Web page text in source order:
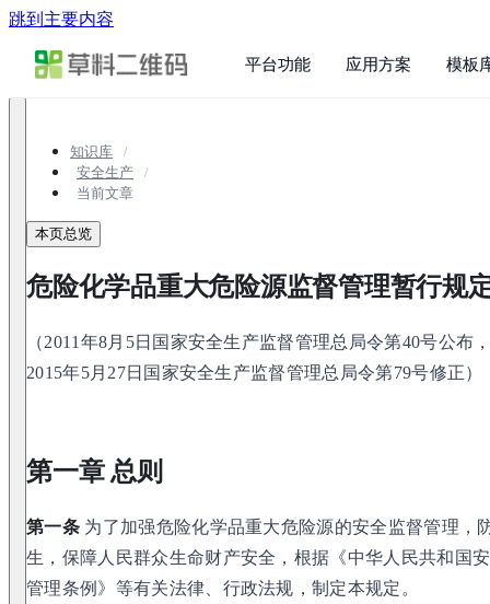
跳到主要内容
平台功能 应用方案 模板
知识库
安全生产
当前文章
本页总览
危险化学品重大危险源监督管理暂行规
（2011年8月5日国家安全生产监督管理总局令第40号公布
2015年5月27日国家安全生产监督管理总局令第79号修正）
第一章 总则
第一条为了加强危险化学品重大危险源的安全监督管理，
生，保障人民群众生命财产安全，根据《中华人民共和国
管理条例》等有关法律、行政法规，制定本规定。